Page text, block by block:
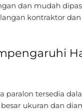
dan mudah
kontraktor
paralon tersedia
ukuran dan